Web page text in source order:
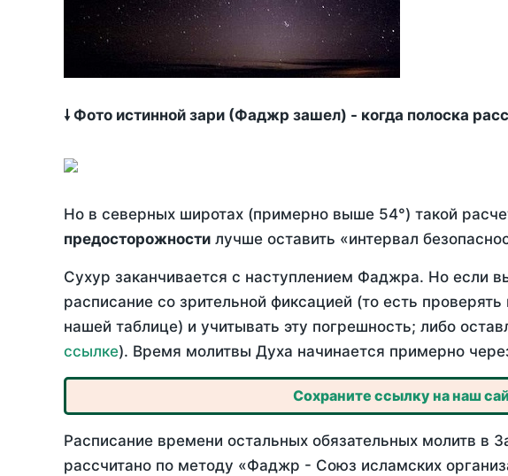
🠗 Фото истинной зари (Фаджр зашел) - когда полоска
Но в северных широтах (примерно выше 54°) такой
предосторожности лучше оставить «интервал
Сухур заканчивается с наступлением Фаджра. Но если
расписание со зрительной фиксацией (то есть
нашей таблице) и учитывать эту погрешность; либо
ссылке). Время молитвы Духа начинается примерно
Сохраните ссылку на наш
Расписание времени остальных обязательных молитв
рассчитано по методу «Фаджр - Союз исламских